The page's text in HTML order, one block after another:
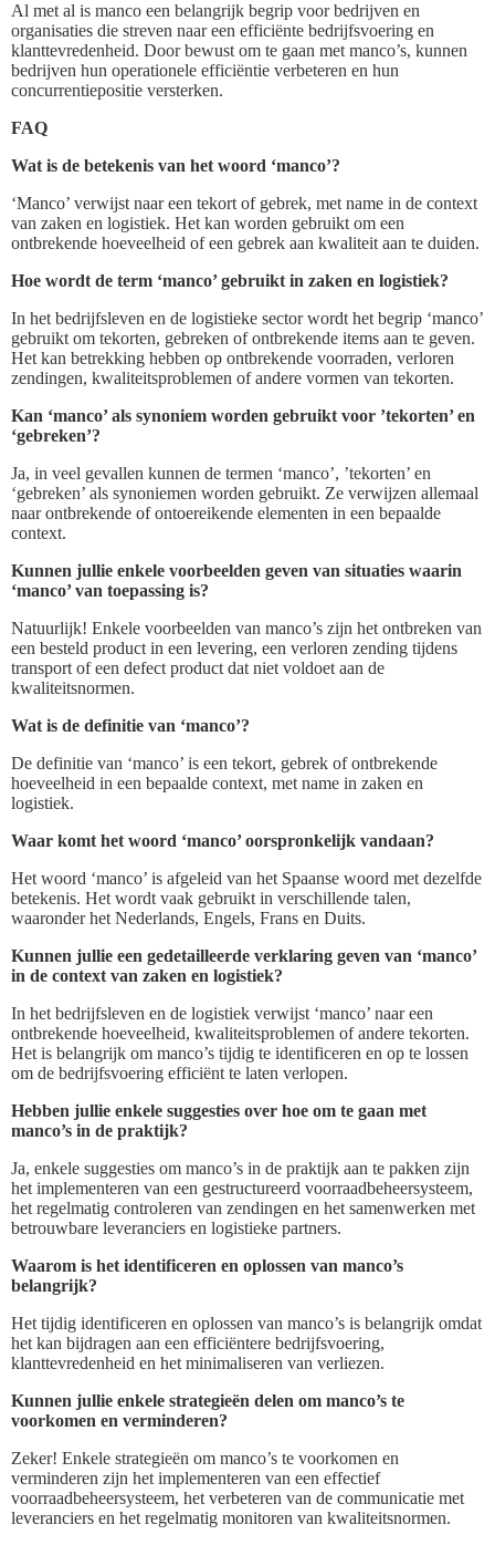
Al met al is manco een belangrijk begrip voor bedrijven en
organisaties die streven naar een efficiënte bedrijfsvoering en
klanttevredenheid. Door bewust om te gaan met manco’s, kunnen
bedrijven hun operationele efficiëntie verbeteren en hun
concurrentiepositie versterken.
FAQ
Wat is de betekenis van het woord ‘manco’?
‘Manco’ verwijst naar een tekort of gebrek, met name in de context
van zaken en logistiek. Het kan worden gebruikt om een
ontbrekende hoeveelheid of een gebrek aan kwaliteit aan te duiden.
Hoe wordt de term ‘manco’ gebruikt in zaken en logistiek?
In het bedrijfsleven en de logistieke sector wordt het begrip ‘manco’
gebruikt om tekorten, gebreken of ontbrekende items aan te geven.
Het kan betrekking hebben op ontbrekende voorraden, verloren
zendingen, kwaliteitsproblemen of andere vormen van tekorten.
Kan ‘manco’ als synoniem worden gebruikt voor ’tekorten’ en
‘gebreken’?
Ja, in veel gevallen kunnen de termen ‘manco’, ’tekorten’ en
‘gebreken’ als synoniemen worden gebruikt. Ze verwijzen allemaal
naar ontbrekende of ontoereikende elementen in een bepaalde
context.
Kunnen jullie enkele voorbeelden geven van situaties waarin
‘manco’ van toepassing is?
Natuurlijk! Enkele voorbeelden van manco’s zijn het ontbreken van
een besteld product in een levering, een verloren zending tijdens
transport of een defect product dat niet voldoet aan de
kwaliteitsnormen.
Wat is de definitie van ‘manco’?
De definitie van ‘manco’ is een tekort, gebrek of ontbrekende
hoeveelheid in een bepaalde context, met name in zaken en
logistiek.
Waar komt het woord ‘manco’ oorspronkelijk vandaan?
Het woord ‘manco’ is afgeleid van het Spaanse woord met dezelfde
betekenis. Het wordt vaak gebruikt in verschillende talen,
waaronder het Nederlands, Engels, Frans en Duits.
Kunnen jullie een gedetailleerde verklaring geven van ‘manco’
in de context van zaken en logistiek?
In het bedrijfsleven en de logistiek verwijst ‘manco’ naar een
ontbrekende hoeveelheid, kwaliteitsproblemen of andere tekorten.
Het is belangrijk om manco’s tijdig te identificeren en op te lossen
om de bedrijfsvoering efficiënt te laten verlopen.
Hebben jullie enkele suggesties over hoe om te gaan met
manco’s in de praktijk?
Ja, enkele suggesties om manco’s in de praktijk aan te pakken zijn
het implementeren van een gestructureerd voorraadbeheersysteem,
het regelmatig controleren van zendingen en het samenwerken met
betrouwbare leveranciers en logistieke partners.
Waarom is het identificeren en oplossen van manco’s
belangrijk?
Het tijdig identificeren en oplossen van manco’s is belangrijk omdat
het kan bijdragen aan een efficiëntere bedrijfsvoering,
klanttevredenheid en het minimaliseren van verliezen.
Kunnen jullie enkele strategieën delen om manco’s te
voorkomen en verminderen?
Zeker! Enkele strategieën om manco’s te voorkomen en
verminderen zijn het implementeren van een effectief
voorraadbeheersysteem, het verbeteren van de communicatie met
leveranciers en het regelmatig monitoren van kwaliteitsnormen.